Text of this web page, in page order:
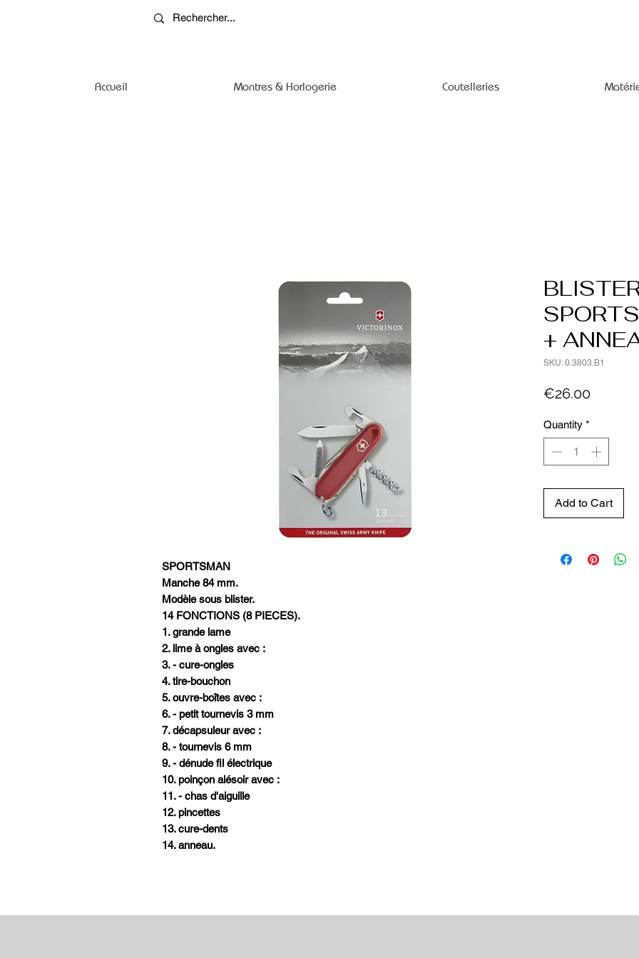
Accueil Montres & Horlogerie Coutelleries
SPORTSMAN
Manche 84 mm.
Modèle sous blister.
14 FONCTIONS (8 PIECES).
1. grande lame
2. lime à ongles avec :
3. - cure-ongles
4. tire-bouchon
5. ouvre-boîtes avec :
6. - petit tournevis 3 mm
7. décapsuleur avec :
8. - tournevis 6 mm
9. - dénude fil électrique
10. poinçon alésoir avec :
11. - chas d'aiguille
12. pincettes
13. cure-dents
14. anneau.
+
SKU: 0.3803.B1
€26.00Price
Quantity *
Add to Cart